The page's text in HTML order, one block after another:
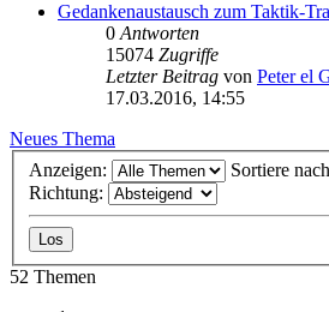
Gedankenaustausch zum Taktik-
0 Antworten
15074 Zugriffe
Letzter Beitrag von Peter el
17.03.2016, 14:55
Neues Thema
Anzeigen:
Sortiere
Richtung:
52 Themen